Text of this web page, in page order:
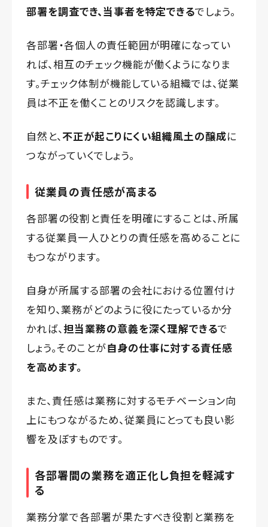
部署を調査でき、当事者を特定できるでしょう。
各部署・各個人の責任範囲が明確になってい
れば、相互のチェック機能が働くようになりま
す。チェック体制が機能している組織では、従業
員は不正を働くことのリスクを認識します。
自然と、不正が起こりにくい組織風土の醸成に
つながっていくでしょう。
従業員の責任感が高まる
各部署の役割と責任を明確にすることは、所属
する従業員一人ひとりの責任感を高めることに
もつながります。
自身が所属する部署の会社における位置付け
を知り、業務がどのように役にたっているか分
かれば、担当業務の意義を深く理解できるで
しょう。そのことが自身の仕事に対する責任感
を高めます。
また、責任感は業務に対するモチベーション向
上にもつながるため、従業員にとっても良い影
響を及ぼすものです。
各部署間の業務を適正化し負担を軽減す
る
業務分掌で各部署が果たすべき役割と業務を